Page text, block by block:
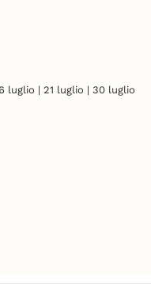
luglio | 21 luglio | 30 luglio